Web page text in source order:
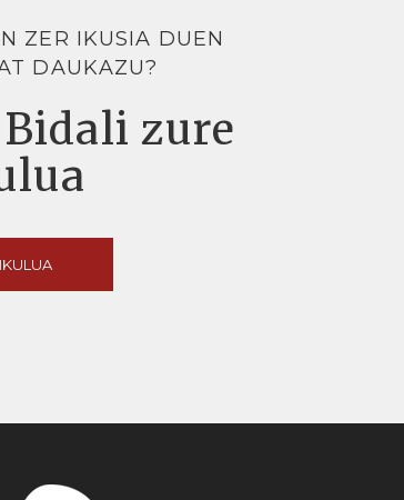
ZER IKUSIA DUEN
DAUKAZU?
zure